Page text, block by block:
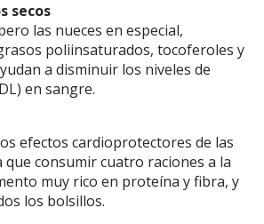
secos
las nueces en especial,
poliinsaturados, tocoferoles y
a disminuir los niveles de
en sangre.
efectos cardioprotectores de las
consumir cuatro raciones a la
muy rico en proteína y fibra, y
los bolsillos.